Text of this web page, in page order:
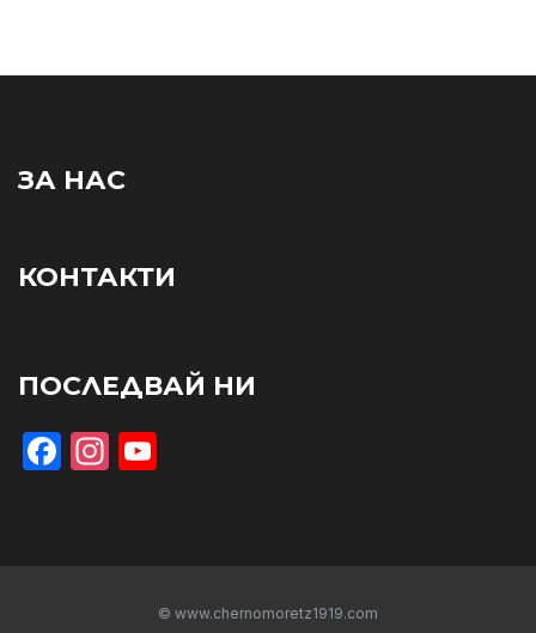
ЗА НАС
КОНТАКТИ
ПОСЛЕДВАЙ НИ
Facebook
Instagram
© www.chernomoretz1919.com